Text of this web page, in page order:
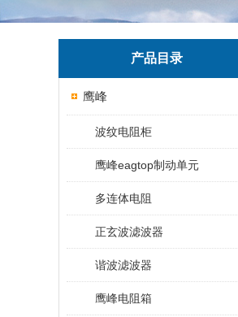
产品目录
鹰峰
波纹电阻柜
鹰峰eagtop制动单元
多连体电阻
正玄波滤波器
谐波滤波器
鹰峰电阻箱